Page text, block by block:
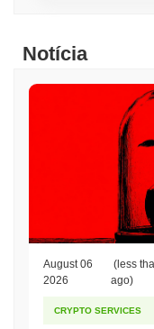
Notícia
August 06
2026
(less
ago)
CRYPTO SERVICES